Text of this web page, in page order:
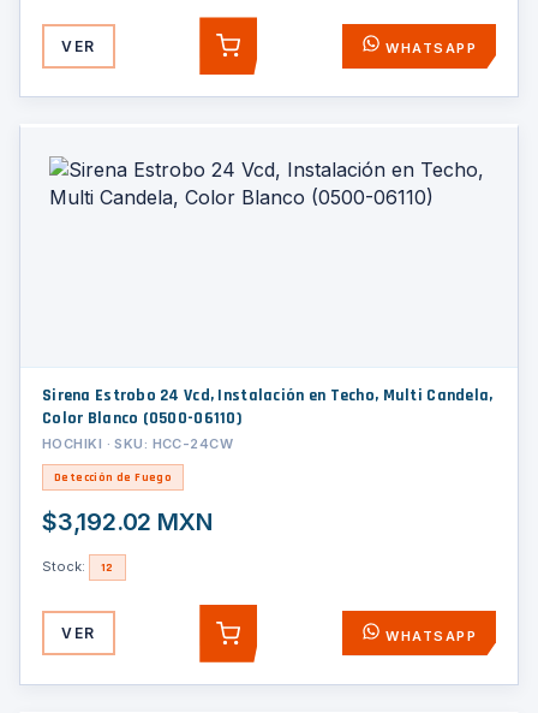
VER AGREGAR WHATSAPP
Sirena Estrobo 24 Vcd, Instalación en Techo, Multi Candela,
Color Blanco (0500-06110)
HOCHIKI · SKU: HCC-24CW
Detección de Fuego
$3,192.02 MXN
Stock: 12
VER AGREGAR WHATSAPP